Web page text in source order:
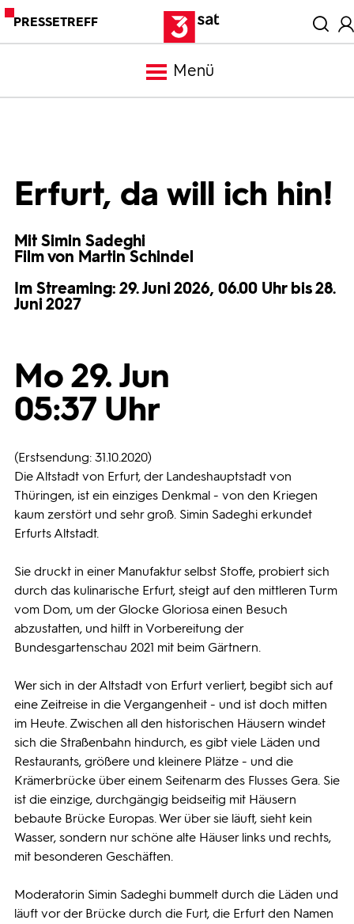
PRESSETREFF
Menü
Trailer
Programmwochen
Erfurt, da will ich hin!
Mit Simin Sadeghi
Film von Martin Schindel
Im Streaming: 29. Juni 2026, 06.00 Uhr bis 28.
Juni 2027
Mo 29. Jun
05:37 Uhr
(Erstsendung: 31.10.2020)
Die Altstadt von Erfurt, der Landeshauptstadt von
Thüringen, ist ein einziges Denkmal - von den Kriegen
kaum zerstört und sehr groß. Simin Sadeghi erkundet
Erfurts Altstadt.
Sie druckt in einer Manufaktur selbst Stoffe, probiert sich
durch das kulinarische Erfurt, steigt auf den mittleren Turm
vom Dom, um der Glocke Gloriosa einen Besuch
abzustatten, und hilft in Vorbereitung der
Bundesgartenschau 2021 mit beim Gärtnern.
Wer sich in der Altstadt von Erfurt verliert, begibt sich auf
eine Zeitreise in die Vergangenheit - und ist doch mitten
im Heute. Zwischen all den historischen Häusern windet
sich die Straßenbahn hindurch, es gibt viele Läden und
Restaurants, größere und kleinere Plätze - und die
Krämerbrücke über einem Seitenarm des Flusses Gera. Sie
ist die einzige, durchgängig beidseitig mit Häusern
bebaute Brücke Europas. Wer über sie läuft, sieht kein
Wasser, sondern nur schöne alte Häuser links und rechts,
mit besonderen Geschäften.
Moderatorin Simin Sadeghi bummelt durch die Läden und
läuft vor der Brücke durch die Furt, die Erfurt den Namen